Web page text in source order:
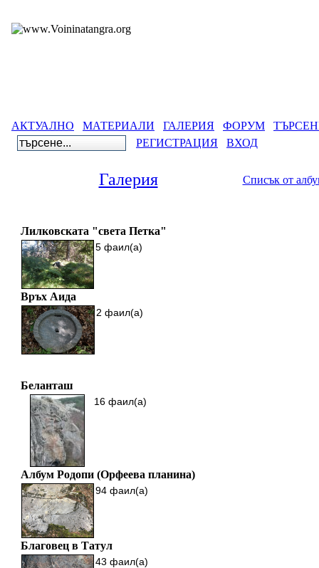
АКТУАЛНО МАТЕРИАЛИ ГАЛЕРИЯ ФОРУМ
РЕГИСТРАЦИЯ
ВХОД
Галерия Списък от
Лилковската "света Петка"
5 фаил(а)
Връх Аида
2 фаил(а)
Беланташ
16 фаил(а)
Албум Родопи (Орфеева планина)
94 фаил(а)
Благовец в Татул
43 фаил(а)